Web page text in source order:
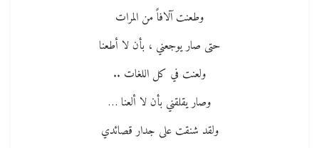
وطعنت آلافاً من المرات
حتى صار يوجعني ، بأن لا أطعنا
ولعنت في كل اللغات ..
وصار يقلقني بأن لا ألعنا …
ولقد شنقت على جدار قصائدي